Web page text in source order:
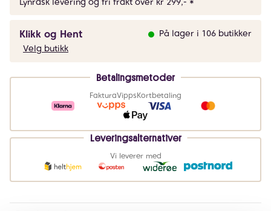
Klikk og Hent
På lager i 106 butikker
Velg butikk
Betalingsmetoder
FakturaVippsKortbetaling
Leveringsalternativer
Vi leverer med